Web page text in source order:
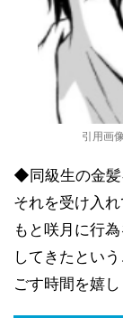
引用画
◆同級生の金髪
それを受け入
もと咲月に行
してきたとい
ごす時間を嬉し